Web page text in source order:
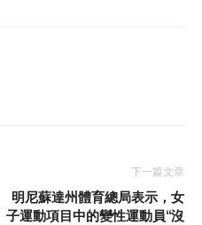
下一篇文章
明尼蘇達州體育總局表示，女
子運動項目中的變性運動員“沒